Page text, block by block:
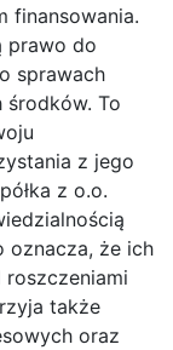
finansowania.
prawo do
sprawach
środków. To
z jego
z o.o.
oznacza, że ich
także
oraz